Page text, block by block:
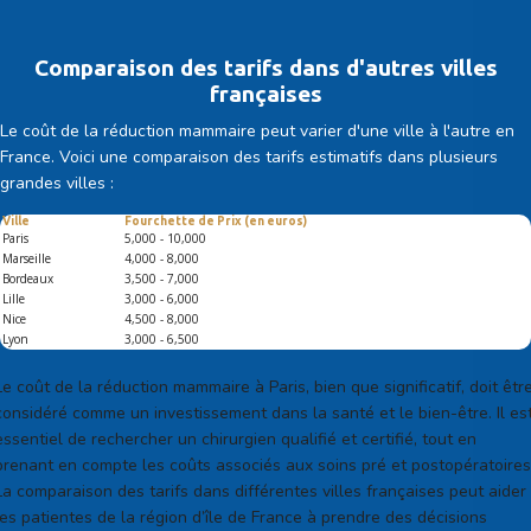
Comparaison des tarifs dans d'autres villes
françaises
Le coût de la réduction mammaire peut varier d'une ville à l'autre en
France. Voici une comparaison des tarifs estimatifs dans plusieurs
grandes villes :
Ville Fourchette de Prix (en euros)
Paris
5,000 - 10,000
Marseille
4,000 - 8,000
Bordeaux
3,500 - 7,000
Lille
3,000 - 6,000
Nice
4,500 - 8,000
Lyon
3,000 - 6,500
coût de la réduction mammaire à Paris, bien que significatif, doit
comme un investissement dans la santé et le bien-être. Il
de rechercher un chirurgien qualifié et certifié, tout en
en compte les coûts associés aux soins pré et
comparaison des tarifs dans différentes villes françaises peut aider
patientes de la région d’île de France à prendre des décisions